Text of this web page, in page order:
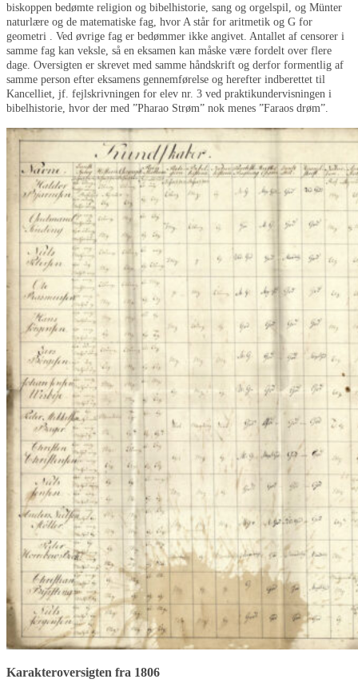
biskoppen bedømte religion og bibelhistorie, sang og orgelspil, og Münter
naturlære og de matematiske fag, hvor A står for aritmetik og G for
geometri . Ved øvrige fag er bedømmer ikke angivet. Antallet af censorer i
samme fag kan veksle, så en eksamen kan måske være fordelt over flere
dage. Oversigten er skrevet med samme håndskrift og derfor formentlig af
samme person efter eksamens gennemførelse og herefter indberettet til
Kancelliet, jf. fejlskrivningen for elev nr. 3 ved praktikundervisningen i
bibelhistorie, hvor der med ”Pharao Strøm” nok menes ”Faraos drøm”.
Karakteroversigten fra 1806